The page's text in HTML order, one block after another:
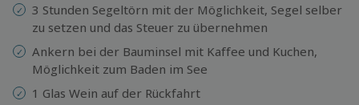
3 Stunden Segeltörn mit der Möglichkeit, Segel selber
zu setzen und das Steuer zu übernehmen
Ankern bei der Bauminsel mit Kaffee und Kuchen,
Möglichkeit zum Baden im See
1 Glas Wein auf der Rückfahrt